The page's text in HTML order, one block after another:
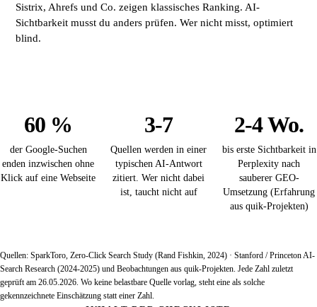
Sistrix, Ahrefs und Co. zeigen klassisches Ranking. AI-
Sichtbarkeit musst du anders prüfen. Wer nicht misst, optimiert
blind.
60 %
der Google-Suchen
enden inzwischen ohne
Klick auf eine Webseite
3-7
Quellen werden in einer
typischen AI-Antwort
zitiert. Wer nicht dabei
ist, taucht nicht auf
2-4 Wo.
bis erste Sichtbarkeit in
Perplexity nach
sauberer GEO-
Umsetzung (Erfahrung
aus quik-Projekten)
Quellen: SparkToro, Zero-Click Search Study (Rand Fishkin, 2024) · Stanford / Princeton AI-
Search Research (2024-2025) und Beobachtungen aus quik-Projekten. Jede Zahl zuletzt
geprüft am 26.05.2026. Wo keine belastbare Quelle vorlag, steht eine als solche
gekennzeichnete Einschätzung statt einer Zahl.